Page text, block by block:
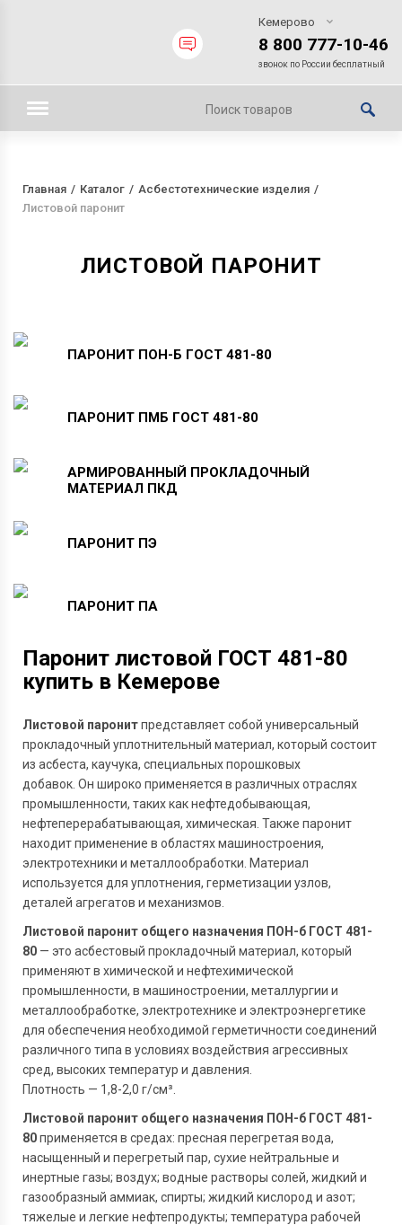
Кемерово
8 800 777-10-46
звонок по России бесплатный
Главная Каталог
Асбестотехнические изделия
Листовой паронит
ЛИСТОВОЙ ПАРОНИТ
ПАРОНИТ ПОН-Б ГОСТ 481-80
ПАРОНИТ ПМБ ГОСТ 481-80
АРМИРОВАННЫЙ ПРОКЛАДОЧНЫЙ
МАТЕРИАЛ ПКД
ПАРОНИТ ПЭ
ПАРОНИТ ПА
Паронит листовой ГОСТ 481-80
купить в Кемерове
Листовой паронитпредставляет собой универсальный
прокладочный уплотнительный материал, который состоит
из асбеста, каучука, специальных порошковых
добавок. Он широко применяется в различных отраслях
промышленности, таких как нефтедобывающая,
нефтеперерабатывающая, химическая. Также паронит
находит применение в областях машиностроения,
электротехники и металлообработки. Материал
используется для уплотнения, герметизации узлов,
деталей агрегатов и механизмов.
Листовой паронит общего назначения ПОН-б ГОСТ 481-
80 — это асбестовый прокладочный материал, который
применяют в химической и нефтехимической
промышленности, в машиностроении, металлургии и
металлообработке, электротехнике и электроэнергетике
для обеспечения необходимой герметичности соединений
различного типа в условиях воздействия агрессивных
сред, высоких температур и давления.
Плотность — 1,8-2,0 г/см³.
Листовой паронит общего назначения ПОН-б ГОСТ 481-
80применяется в средах: пресная перегретая вода,
насыщенный и перегретый пар, сухие нейтральные и
инертные газы; воздух; водные растворы солей, жидкий и
газообразный аммиак, спирты; жидкий кислород и азот;
тяжелые и легкие нефтепродукты; температура рабочей